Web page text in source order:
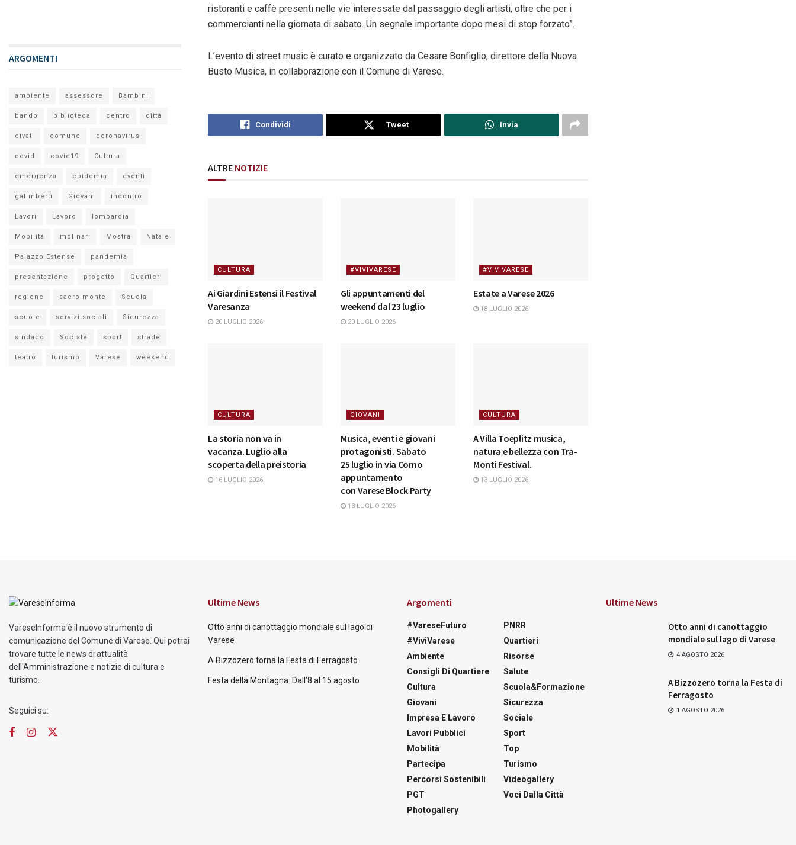
ristoranti e caffè presenti nelle vie interessate dal passaggio degli artisti, oltre che per i
commercianti nella giornata di sabato. Un segnale importante dopo mesi di stop forzato”.
L’evento di street music è curato e organizzato da Cesare Bonfiglio, direttore della Nuova
Busto Musica, in collaborazione con il Comune di Varese.
Condividi Tweet Invia
ALTRE NOTIZIE
CULTURA
Ai Giardini Estensi il Festival
Varesanza
20 LUGLIO 2026
#VIVIVARESE
Gli appuntamenti del
weekend dal 23 luglio
20 LUGLIO 2026
#VIVIVARESE
Estate a Varese 2026
18 LUGLIO 2026
CULTURA
La storia non va in
vacanza. Luglio alla
scoperta della preistoria
16 LUGLIO 2026
GIOVANI
Musica, eventi e giovani
protagonisti. Sabato
25 luglio in via Como
appuntamento
con Varese Block Party
13 LUGLIO 2026
CULTURA
A Villa Toeplitz musica,
natura e bellezza con Tra-
Monti Festival.
13 LUGLIO 2026
ARGOMENTI
ambiente assessore Bambini
bando biblioteca centro città
civati comune coronavirus
covid covid19 Cultura
emergenza epidemia eventi
galimberti Giovani incontro
Lavori Lavoro lombardia
Mobilità molinari Mostra Natale
Palazzo Estense pandemia
presentazione progetto Quartieri
regione sacro monte Scuola
scuole servizi sociali Sicurezza
sindaco Sociale sport strade
teatro turismo Varese weekend
VareseInforma è il nuovo strumento di
comunicazione del Comune di Varese. Qui potrai
trovare tutte le news di attualità
dell'Amministrazione e notizie di cultura e
turismo.
Seguici su:
Ultime News
Otto anni di canottaggio mondiale sul lago di
Varese
A Bizzozero torna la Festa di Ferragosto
Festa della Montagna. Dall’8 al 15 agosto
Argomenti
#VareseFuturo
#ViviVarese
Ambiente
Consigli Di Quartiere
Cultura
Giovani
Impresa E Lavoro
Lavori Pubblici
Mobilità
Partecipa
Percorsi Sostenibili
PGT
Photogallery
PNRR
Quartieri
Risorse
Salute
Scuola&Formazione
Sicurezza
Sociale
Sport
Top
Turismo
Videogallery
Voci Dalla Città
Ultime News
Otto anni di canottaggio
mondiale sul lago di Varese
4 AGOSTO 2026
A Bizzozero torna la Festa di
Ferragosto
1 AGOSTO 2026